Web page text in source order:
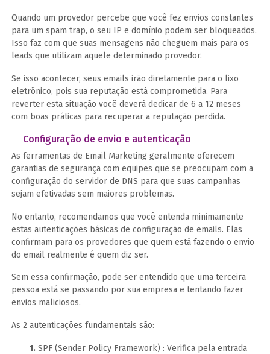
Quando um provedor percebe que você fez envios constantes
para um spam trap, o seu IP e domínio podem ser bloqueados.
Isso faz com que suas mensagens não cheguem mais para os
leads que utilizam aquele determinado provedor.
Se isso acontecer, seus emails irão diretamente para o lixo
eletrônico, pois sua reputação está comprometida. Para
reverter esta situação você deverá dedicar de 6 a 12 meses
com boas práticas para recuperar a reputação perdida.
Configuração de envio e autenticação
As ferramentas de Email Marketing geralmente oferecem
garantias de segurança com equipes que se preocupam com a
configuração do servidor de DNS para que suas campanhas
sejam efetivadas sem maiores problemas.
No entanto, recomendamos que você entenda minimamente
estas autenticações básicas de configuração de emails. Elas
confirmam para os provedores que quem está fazendo o envio
do email realmente é quem diz ser.
Sem essa confirmação, pode ser entendido que uma terceira
pessoa está se passando por sua empresa e tentando fazer
envios maliciosos.
As 2 autenticações fundamentais são:
1. SPF (Sender Policy Framework) : Verifica pela entrada